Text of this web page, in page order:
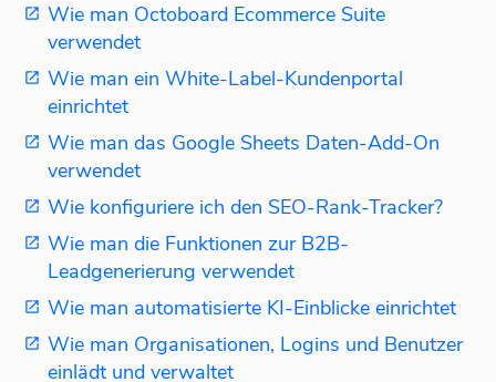
Wie man Octoboard Ecommerce Suite
verwendet
Wie man ein White-Label-Kundenportal
einrichtet
Wie man das Google Sheets Daten-Add-On
verwendet
Wie konfiguriere ich den SEO-Rank-Tracker?
Wie man die Funktionen zur B2B-
Leadgenerierung verwendet
Wie man automatisierte KI-Einblicke einrichtet
Wie man Organisationen, Logins und Benutzer
einlädt und verwaltet